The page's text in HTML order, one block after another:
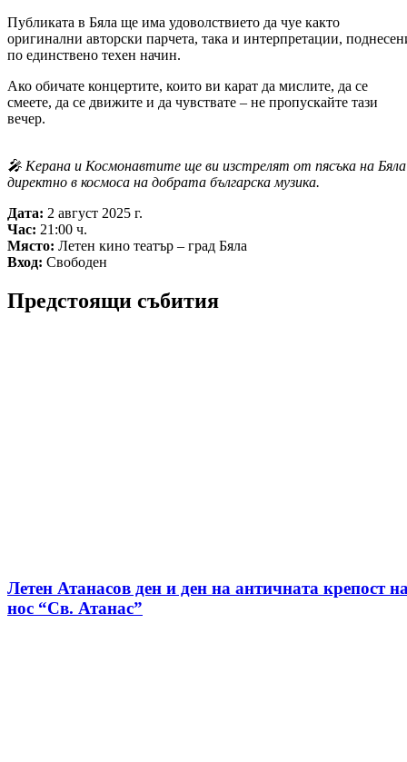
Публиката в Бяла ще има удоволствието да чуе както
оригинални авторски парчета, така и интерпретации,
по единствено техен начин.
Ако обичате концертите, които ви карат да мислите, да се
смеете, да се движите и да чувствате – не пропускайте тази
вечер.
🎤 Керана и Космонавтите ще ви изстрелят от пясъка на Бяла
директно в космоса на добрата българска музика.
Дата: 2 август 2025 г.
Час: 21:00 ч.
Място: Летен кино театър – град Бяла
Вход: Свободен
Предстоящи събития
Летен Атанасов ден и ден на античната крепост
нос “Св. Атанас”